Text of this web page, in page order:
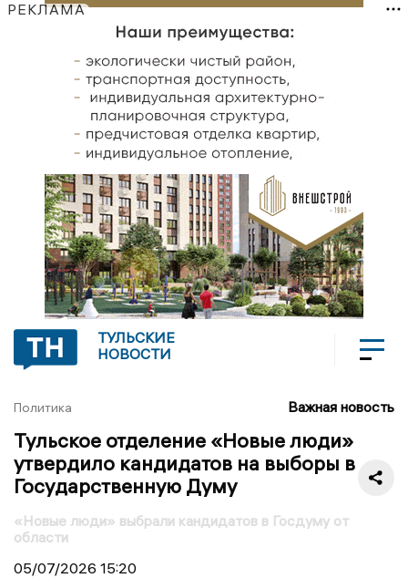
РЕКЛАМА
ТУЛЬСКИЕ
НОВОСТИ
Политика Важная новость
Тульское отделение «Новые люди»
утвердило кандидатов на выборы в
Государственную Думу
«Новые люди» выбрали кандидатов в Госдуму от
области
05/07/2026 15:20